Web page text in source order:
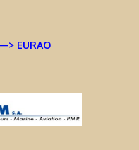
EURAO